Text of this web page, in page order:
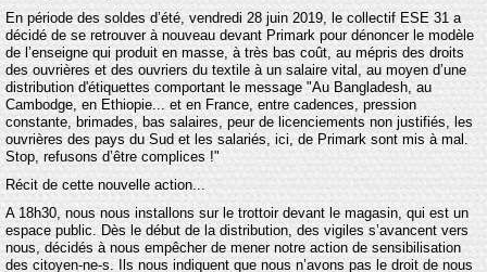
En période des soldes d’été, vendredi 28 juin 2019, le collectif ESE 31 a
décidé de se retrouver à nouveau devant Primark pour dénoncer le modèle
de l’enseigne qui produit en masse, à très bas coût, au mépris des droits
des ouvrières et des ouvriers du textile à un salaire vital, au moyen d’une
distribution d'étiquettes comportant le message "Au Bangladesh, au
Cambodge, en Ethiopie... et en France, entre cadences, pression
constante, brimades, bas salaires, peur de licenciements non justifiés, les
ouvrières des pays du Sud et les salariés, ici, de Primark sont mis à mal.
Stop, refusons d’être complices !"
Récit de cette nouvelle action...
A 18h30, nous nous installons sur le trottoir devant le magasin, qui est un
espace public. Dès le début de la distribution, des vigiles s’avancent vers
nous, décidés à nous empêcher de mener notre action de sensibilisation
des citoyen-ne-s. Ils nous indiquent que nous n’avons pas le droit de nous